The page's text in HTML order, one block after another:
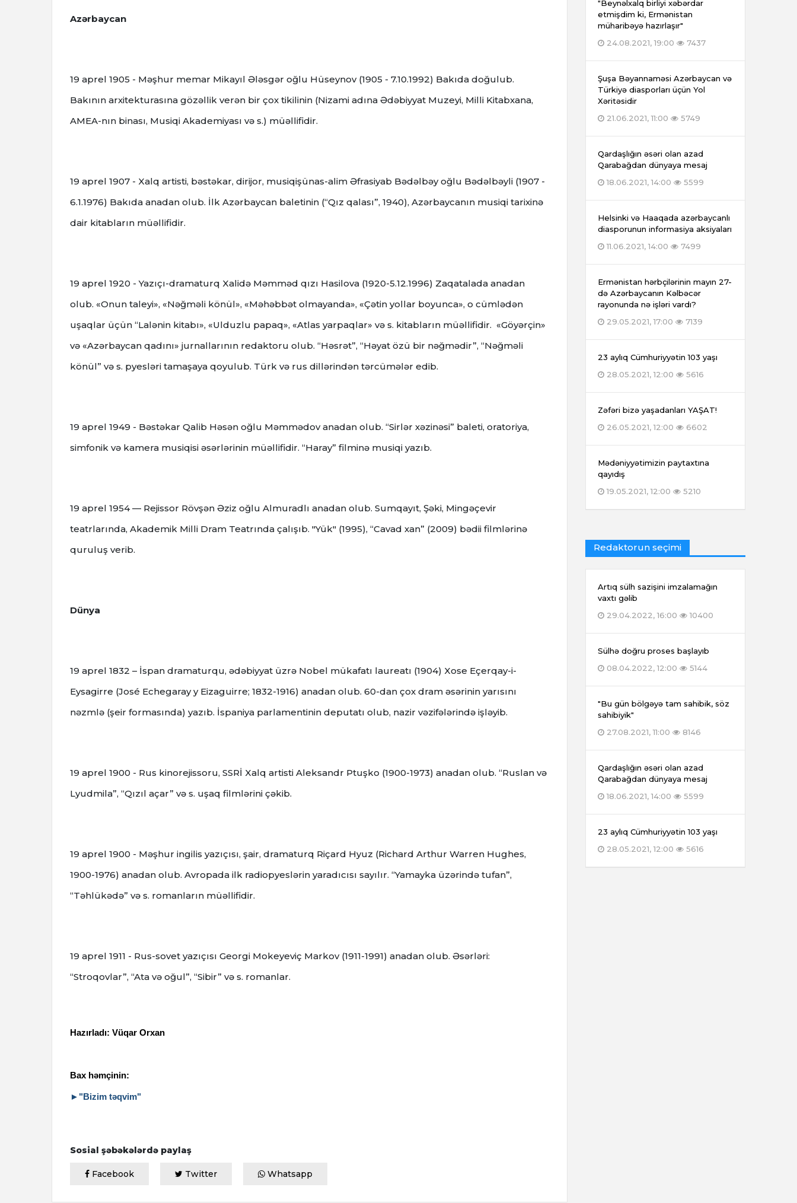
Azərbaycan
19 aprel 1905 - Məşhur memar Mikayıl Ələsgər oğlu Hüseynov (1905 - 7.10.1992) Bakıda doğulub.
Bakının arxitekturasına gözəllik verən bir çox tikilinin (Nizami adına Ədəbiyyat Muzeyi, Milli Kitabxana,
AMEA-nın binası, Musiqi Akademiyası və s.) müəllifidir.
19 aprel 1907 - Xalq artisti, bəstəkar, dirijor, musiqişünas-alim Əfrasiyab Bədəlbəy oğlu Bədəlbəyli (1907 -
6.1.1976) Bakıda anadan olub. İlk Azərbaycan baletinin (“Qız qalası”, 1940), Azərbaycanın musiqi tarixinə
dair kitabların müəllifidir.
19 aprel 1920 - Yazıçı-dramaturq Xalidə Məmməd qızı Hasilova (1920-5.12.1996) Zaqatalada anadan
olub. «Onun taleyi», «Nəğməli könül», «Məhəbbət olmayanda», «Çətin yollar boyunca», o cümlədən
uşaqlar üçün “Lalənin kitabı», «Ulduzlu papaq», «Atlas yarpaqlar» və s. kitabların müəllifidir. «Göyərçin»
və «Azərbaycan qadını» jurnallarının redaktoru olub. “Həsrət”, “Həyat özü bir nəğmədir”, “Nəğməli
könül” və s. pyesləri tamaşaya qoyulub. Türk və rus dillərindən tərcümələr edib.
19 aprel 1949 - Bəstəkar Qalib Həsən oğlu Məmmədov anadan olub. “Sirlər xəzinəsi” baleti, oratoriya,
simfonik və kamera musiqisi əsərlərinin müəllifidir. “Haray” filminə musiqi yazıb.
19 aprel 1954 — Rejissor Rövşən Əziz oğlu Almuradlı anadan olub. Sumqayıt, Şəki, Mingəçevir
teatrlarında, Akademik Milli Dram Teatrında çalışıb. "Yük" (1995), “Cavad xan” (2009) bədii filmlərinə
quruluş verib.
Dünya
19 aprel 1832 – İspan dramaturqu, ədəbiyyat üzrə Nobel mükafatı laureatı (1904) Xose Eçerqay-i-
Eysagirre (José Echegaray y Eizaguirre; 1832-1916) anadan olub. 60-dan çox dram əsərinin yarısını
nəzmlə (şeir formasında) yazıb. İspaniya parlamentinin deputatı olub, nazir vəzifələrində işləyib.
19 aprel 1900 - Rus kinorejissoru, SSRİ Xalq artisti Aleksandr Ptuşko (1900-1973) anadan olub. “Ruslan və
Lyudmila”, “Qızıl açar” və s. uşaq filmlərini çəkib.
19 aprel 1900 - Məşhur ingilis yazıçısı, şair, dramaturq Riçard Hyuz (Richard Arthur Warren Hughes,
1900-1976) anadan olub. Avropada ilk radiopyeslərin yaradıcısı sayılır. “Yamayka üzərində tufan”,
“Təhlükədə” və s. romanların müəllifidir.
19 aprel 1911 - Rus-sovet yazıçısı Georgi Mokeyeviç Markov (1911-1991) anadan olub. Əsərləri:
“Stroqovlar”, “Ata və oğul”, “Sibir” və s. romanlar.
Hazırladı: Vüqar Orxan
Bax həmçinin:
►"Bizim təqvim"
Sosial şəbəkələrdə paylaş
Facebook Twitter Whatsapp
"Beynəlxalq birliyi xəbərdar
etmişdim ki, Ermənistan
müharibəyə hazırlaşır"
24.08.2021, 19:00
7437
Şuşa Bəyannaməsi Azərbaycan və
Türkiyə diasporları üçün Yol
Xəritəsidir
21.06.2021, 11:00
5749
Qardaşlığın əsəri olan azad
Qarabağdan dünyaya mesaj
18.06.2021, 14:00
5599
Helsinki və Haaqada azərbaycanlı
diasporunun informasiya aksiyaları
11.06.2021, 14:00
7499
Ermənistan hərbçilərinin mayın 27-
də Azərbaycanın Kəlbəcər
rayonunda nə işləri vardı?
29.05.2021, 17:00
7139
23 aylıq Cümhuriyyətin 103 yaşı
28.05.2021, 12:00
5616
Zəfəri bizə yaşadanları YAŞAT!
26.05.2021, 12:00
6602
Mədəniyyətimizin paytaxtına
qayıdış
19.05.2021, 12:00
5210
Redaktorun seçimi
Artıq sülh sazişini imzalamağın
vaxtı gəlib
29.04.2022, 16:00
10400
Sülhə doğru proses başlayıb
08.04.2022, 12:00
5144
"Bu gün bölgəyə tam sahibik, söz
sahibiyik"
27.08.2021, 11:00
8146
Qardaşlığın əsəri olan azad
Qarabağdan dünyaya mesaj
18.06.2021, 14:00
5599
23 aylıq Cümhuriyyətin 103 yaşı
28.05.2021, 12:00
5616